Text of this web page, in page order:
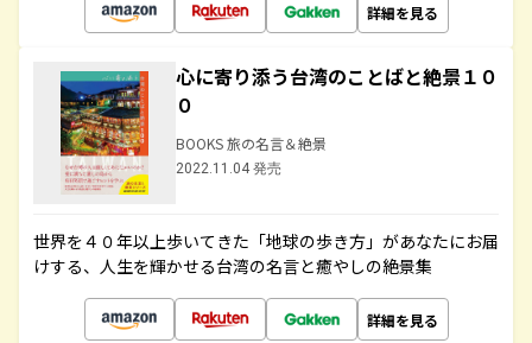
詳細を見る
心に寄り添う台湾のことばと絶景１０
０
BOOKS 旅の名言＆絶景
2022.11.04 発売
世界を４０年以上歩いてきた「地球の歩き方」があなたにお届
けする、人生を輝かせる台湾の名言と癒やしの絶景集
詳細を見る